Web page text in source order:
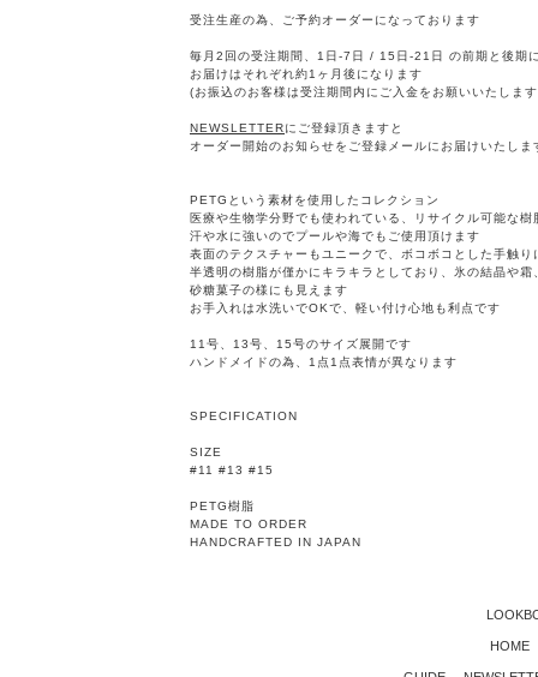
受注生産の為、ご予約オーダーになっております
毎月2回の受注期間、1日-7日 / 15日-21日 の前期と後期
お届けはそれぞれ約1ヶ月後になります
(お振込のお客様は受注期間内にご入金をお願いいたしま
NEWSLETTERにご登録頂きますと
オーダー開始のお知らせをご登録メールにお届けいたしま
PETGという素材を使用したコレクション
医療や生物学分野でも使われている、リサイクル可能な樹
汗や水に強いのでプールや海でもご使用頂けます
表面のテクスチャーもユニークで、ボコボコとした手触り
半透明の樹脂が僅かにキラキラとしており、氷の結晶や霜
砂糖菓子の様にも見えます
お手入れは水洗いでOKで、軽い付け心地も利点です
11号、13号、15号のサイズ展開です
ハンドメイドの為、1点1点表情が異なります
SPECIFICATION
SIZE
#11 #13 #15
PETG樹脂
MADE TO ORDER
HANDCRAFTED IN JAPAN
HOME